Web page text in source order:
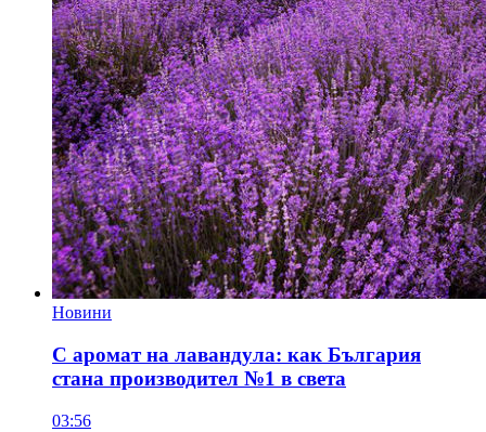
Новини
С аромат на лавандула: как България
стана производител №1 в света
03:56